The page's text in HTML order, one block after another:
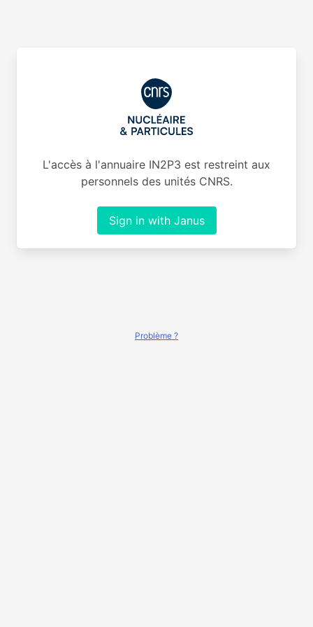
L'accès à l'annuaire IN2P3 est restreint aux
personnels des unités CNRS.
Sign in with Janus
Problème ?